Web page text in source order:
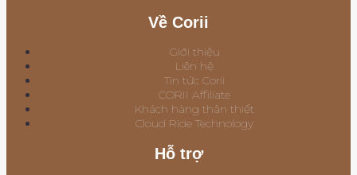
Về Corii
Giới thiệu
Liên hệ
Tin tức Corii
CORII Affiliate
Khách hàng thân thiết
Cloud Ride Technology
Hỗ trợ